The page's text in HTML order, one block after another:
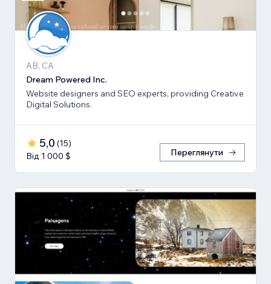
AB, CA
Dream Powered Inc.
Website designers and SEO experts, providing Creative
Digital Solutions.
5,0 (15)
Від 1 000 $
Переглянути